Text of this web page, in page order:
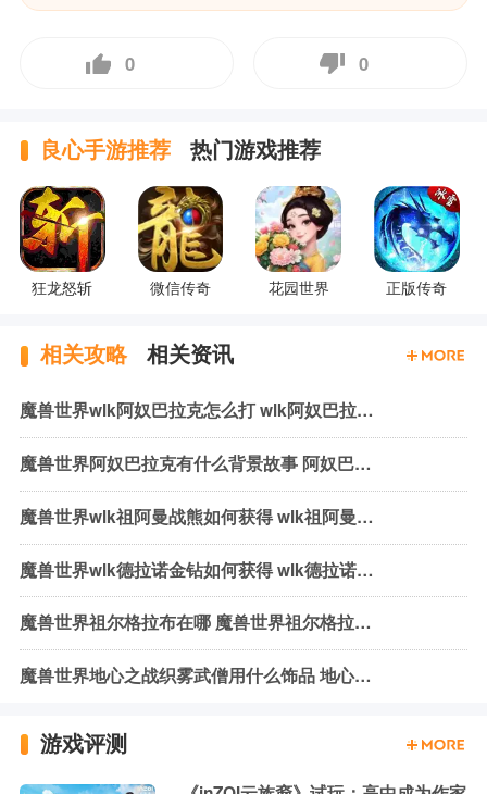
0 0
良心手游推荐 热门游戏推荐
狂龙怒斩 微信传奇 花园世界 正版传奇
相关攻略 相关资讯
魔兽世界wlk阿奴巴拉克怎么打 wlk阿奴巴拉克机制与打法
魔兽世界阿奴巴拉克有什么背景故事 阿奴巴拉克背景故事介绍
魔兽世界wlk祖阿曼战熊如何获得 wlk祖阿曼战熊获取方式介绍
魔兽世界wlk德拉诺金钻如何获得 wlk德拉诺金钻获取方法介绍
魔兽世界祖尔格拉布在哪 魔兽世界祖尔格拉布位置介绍
魔兽世界地心之战织雾武僧用什么饰品 地心之战织雾武僧饰品推荐
游戏评测